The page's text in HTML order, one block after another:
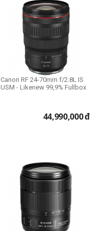
Canon RF 24-70mm f/2.8L IS
USM - Likenew 99,9% Fullbox
44,990,000đ